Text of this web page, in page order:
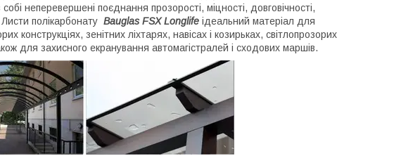
неперевершені поєднання прозорості, міцності, довговічності,
полікарбонату Bauglas FSX Longlife ідеальний матеріал для
конструкціях, зенітних ліхтарях, навісах і козирьках, світлопрозорих
для захисного екранування автомагістралей і сходових маршів.